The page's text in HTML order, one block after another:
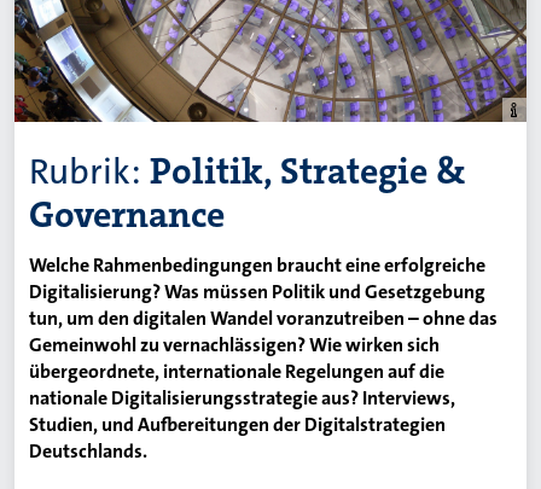
Rubrik: Politik, Strategie &
Governance
Welche Rahmenbedingungen braucht eine erfolgreiche
Digitalisierung? Was müssen Politik und Gesetzgebung
tun, um den digitalen Wandel voranzutreiben–ohne das
Gemeinwohl zu vernachlässigen? Wie wirken sich
übergeordnete, internationale Regelungen auf die
nationale Digitalisierungsstrategie aus? Interviews,
Studien, und Aufbereitungen der Digitalstrategien
Deutschlands.